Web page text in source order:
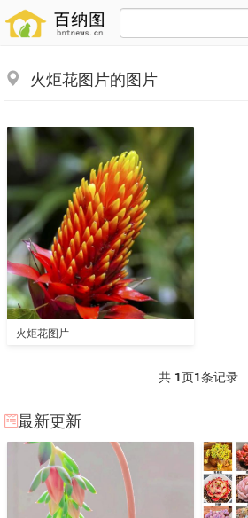
火炬花图片的图片
火炬花图片
共 1页1条记录
最新更新